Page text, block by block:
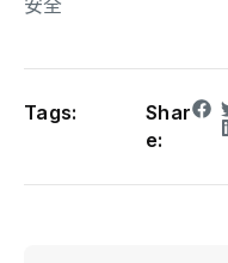
Tags:
Shar
e: